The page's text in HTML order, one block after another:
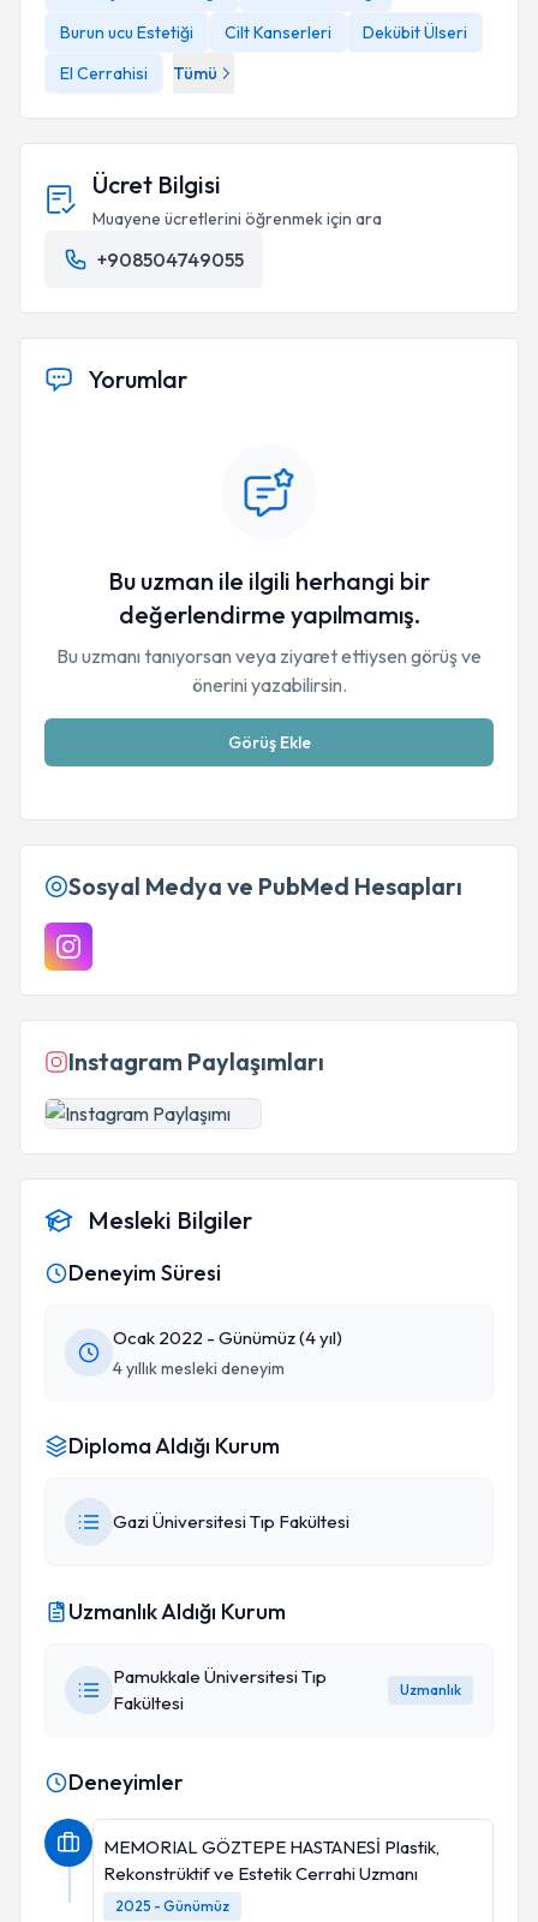
Burun ucu Estetiği
Cilt Kanserleri
Dekübit Ülseri
El Cerrahisi
Tümü
Ücret Bilgisi
Muayene ücretlerini öğrenmek için ara
+908504749055
Yorumlar
Bu uzman ile ilgili herhangi bir
değerlendirme yapılmamış.
Bu uzmanı tanıyorsan veya ziyaret ettiysen görüş ve
önerini yazabilirsin.
Görüş Ekle
Sosyal Medya ve PubMed Hesapları
Instagram Paylaşımları
Mesleki Bilgiler
Deneyim Süresi
Ocak 2022 - Günümüz (4 yıl)
4 yıllık mesleki deneyim
Diploma Aldığı Kurum
Gazi Üniversitesi Tıp Fakültesi
Uzmanlık Aldığı Kurum
Pamukkale Üniversitesi Tıp
Fakültesi
Uzmanlık
Deneyimler
MEMORIAL GÖZTEPE HASTANESİ Plastik,
Rekonstrüktif ve Estetik Cerrahi Uzmanı
2025 - Günümüz